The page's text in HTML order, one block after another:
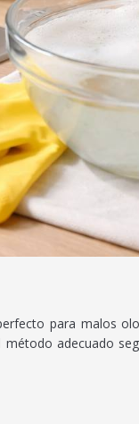
para malos
adecuado